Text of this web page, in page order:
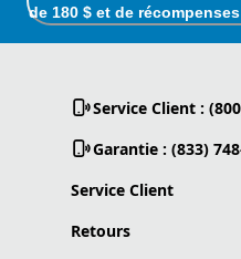
de 180 $ et de
Service Client :
Garantie : (833)
Service Client
Retours